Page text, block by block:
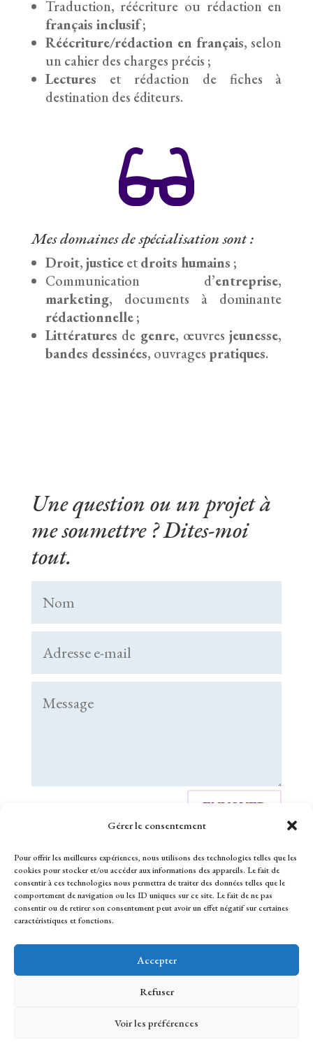
Gérer le consentement
Pour offrir les meilleures expériences, nous utilisons des technologies telles que les
cookies pour stocker et/ou accéder aux informations des appareils. Le fait de
consentir à ces technologies nous permettra de traiter des données telles que le
comportement de navigation ou les ID uniques sur ce site. Le fait de ne pas
consentir ou de retirer son consentement peut avoir un effet négatif sur certaines
caractéristiques et fonctions.
Accepter
Refuser
Voir les préférences
Traduction, réécriture ou rédaction en
français inclusif;
Réécriture/rédaction en français, selon
un cahier des charges précis ;
Lectures et rédaction de fiches à
destination des éditeurs.

Mes domaines de spécialisation sont :
Droit,justiceetdroits humains ;
Communication d’entreprise,
marketing, documents à dominante
rédactionnelle;
Littératures de genre, œuvresjeunesse,
bandes dessinées, ouvrages pratiques.
Une question ou un projet à
me soumettre ? Dites-moi
tout.
ENVOYER
2024 Lise Capitan Tous droits réservés